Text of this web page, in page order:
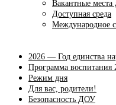
Вакантные
Доступная среда
Международное
2026 — Год единства
Программа воспитания
Режим дня
Для вас, родители!
Безопасность ДОУ